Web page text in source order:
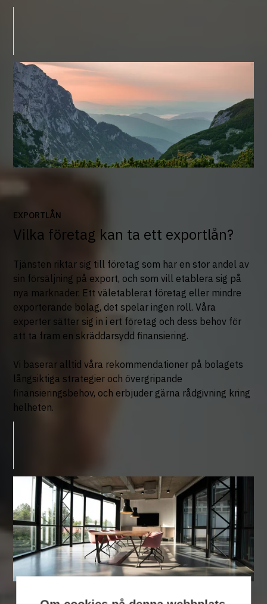
EXPORTLÅN
Vilka företag kan ta ett exportlån?
Tjänsten riktar sig till företag som har en stor andel av
sin försäljning på export, och som vill etablera sig på
nya marknader. Ett väletablerat företag eller mindre
exporterande bolag, det spelar ingen roll. Våra
experter sätter sig in i ert företag och dess behov för
att ta fram en skräddarsydd finansiering.
Vi baserar alltid våra rekommendationer på bolagets
långsiktiga strategier och övergripande
finansieringsbehov, och erbjuder gärna rådgivning kring
helheten.